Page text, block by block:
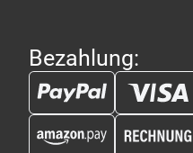
Bezahlung: